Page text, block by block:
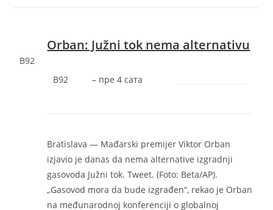
B92
Orban: Južni tok nema alternativu
B92 – ‎пре 4 сата‎
Bratislava — Mađarski premijer Viktor Orban
izjavio je danas da nema alternative izgradnji
gasovoda Južni tok. Tweet. (Foto: Beta/AP).
„Gasovod mora da bude izgrađen“, rekao je Orban
na međunarodnoj konferenciji o globalnoj